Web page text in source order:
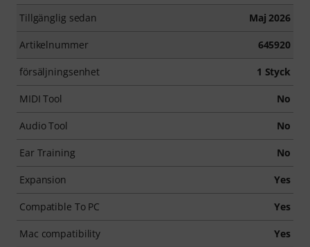
Tillgänglig sedan Maj 2026
Artikelnummer 645920
försäljningsenhet 1 Styck
MIDI Tool No
Audio Tool No
Ear Training No
Expansion Yes
Compatible To PC Yes
Mac compatibility Yes